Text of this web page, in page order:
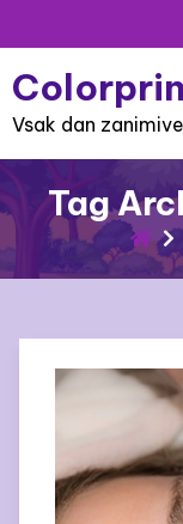
to
content
Vsak dan
Tag